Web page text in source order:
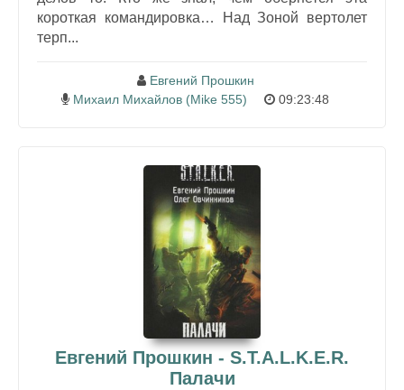
короткая командировка… Над Зоной вертолет
терп...
Евгений Прошкин
Михаил Михайлов (Mike 555)
09:23:48
Евгений Прошкин - S.T.A.L.K.E.R.
Палачи